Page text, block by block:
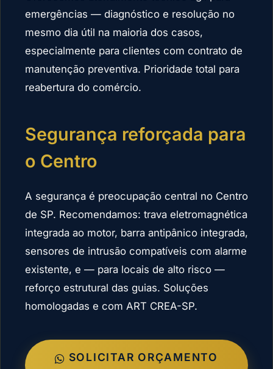
emergências — diagnóstico e resolução no
mesmo dia útil na maioria dos casos,
especialmente para clientes com contrato de
manutenção preventiva. Prioridade total para
reabertura do comércio.
Segurança reforçada para
o Centro
A segurança é preocupação central no Centro
de SP. Recomendamos: trava eletromagnética
integrada ao motor, barra antipânico integrada,
sensores de intrusão compatíveis com alarme
existente, e — para locais de alto risco —
reforço estrutural das guias. Soluções
homologadas e com ART CREA-SP.
SOLICITAR ORÇAMENTO